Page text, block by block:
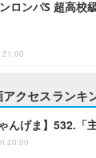
ロンパS 超高校
21:00
アクセスランキ
んげま】532.「
20:00